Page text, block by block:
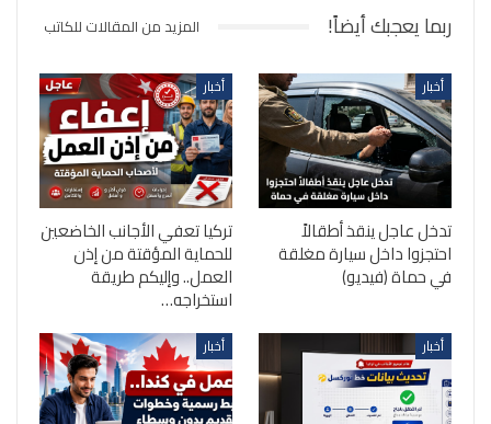
ربما يعجبك أيضاً! المزيد من المقالات للكاتب
أخبار
تدخل عاجل ينقذ أطقالاً
احتجزوا داخل سيارة مغلقة
في حماة (فيديو)
أخبار
تركيا تعفي الأجانب الخاضعين
للحماية المؤقتة من إذن
العمل.. وإليكم طريقة
استخراجه…
أخبار أخبار